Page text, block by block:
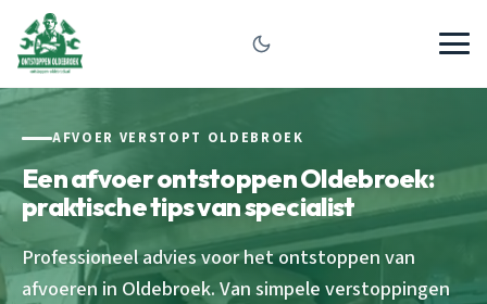
AFVOER VERSTOPT OLDEBROEK
Een afvoer ontstoppen Oldebroek:
praktische tips van specialist
Professioneel advies voor het ontstoppen van
afvoeren in Oldebroek. Van simpele verstoppingen